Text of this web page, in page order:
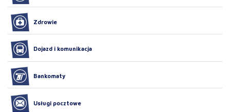
Zdrowie
Dojazd i komunikacja
Bankomaty
Usługi pocztowe